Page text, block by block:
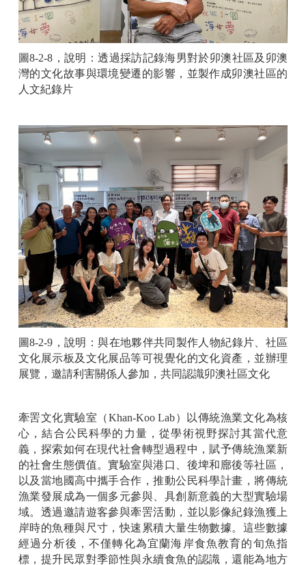
圖8-2-8 ，說明：透過採訪記錄海男對於卯澳社區及卯澳
灣的文化故事與環境變遷的影響，並製作成卯澳社區的
人文紀錄片
圖8-2-9 ，說明：與在地夥伴共同製作人物紀錄片、社區
文化展示板及文化展品等可視覺化的文化資產，並辦理
展覽，邀請利害關係人參加，共同認識卯澳社區文化
牽罟文化實驗室（Khan-Koo Lab）以傳統漁業文化為核
心，結合公民科學的力量，從學術視野探討其當代意
義，探索如何在現代社會轉型過程中，賦予傳統漁業新
的社會生態價值。實驗室與港口、後埤和廍後等社區，
以及當地國高中攜手合作，推動公民科學計畫，將傳統
漁業發展成為一個多元參與、具創新意義的大型實驗場
域。透過邀請遊客參與牽罟活動，並以影像紀錄漁獲上
岸時的魚種與尺寸，快速累積大量生物數據。這些數據
經過分析後，不僅轉化為宜蘭海岸食魚教育的旬魚指
標，提升民眾對季節性與永續食魚的認識，還能為地方